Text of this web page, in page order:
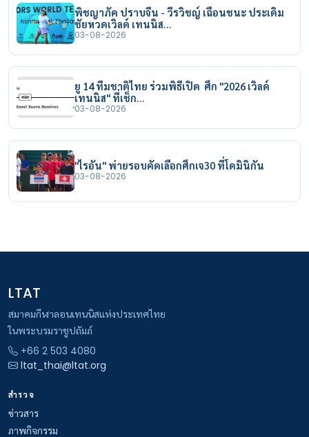
พิชญาภัค ปราบจีน - วีรวิชญ์ เฉือนชนะ ประเดิม
ชัยหวดเวิลด์ เทนนิส…
03-08-2026
ยู 14 ทีมชาติไทย ร่วมพิธีเปิด ศึก "2026 เวิลด์
เทนนิส" ที่เช็ก…
03-08-2026
"ไรอัน" พ่ายรอบคัดเลือกศึกเจ30 ที่โดมินิกัน
03-08-2026
LTAT
สมาคมกีฬาลอนเทนนิสแห่งประเทศไทย
ในพระบรมราชูปถัมภ์
+66 2 503 4080
ltat_thai@ltat.org
สำรวจ
ข่าวสาร
ภาพกิจกรรม